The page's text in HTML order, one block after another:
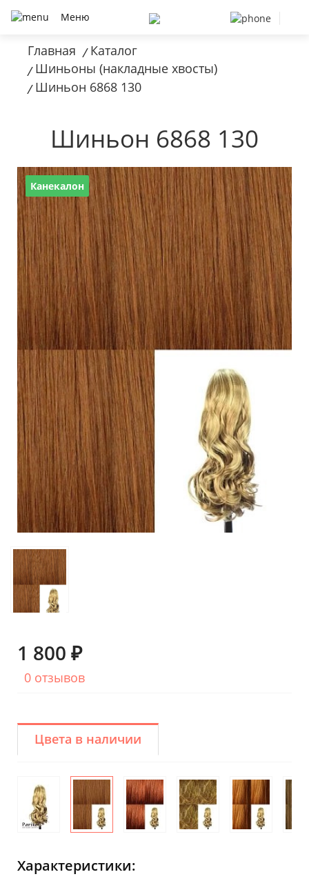
Меню
Главная / Каталог
/ Шиньоны (накладные хвосты)
/ Шиньон 6868 130
Шиньон 6868 130
Канекалон
1 800 ₽
0 отзывов
Цвета в наличии
Характеристики: